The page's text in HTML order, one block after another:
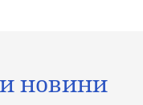
новини